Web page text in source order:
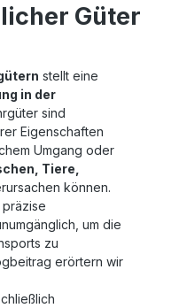
Güter
stellt eine
in der
sind
Eigenschaften
Umgang oder
Tiere,
können.
um die
zu
erörtern wir